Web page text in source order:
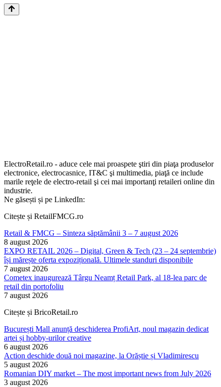
ElectroRetail.ro - aduce cele mai proaspete ştiri din piaţa produselor
electronice, electrocasnice, IT&C şi multimedia, piaţă ce include
marile reţele de electro-retail şi cei mai importanţi retaileri online din
industrie.
Ne găsești și pe LinkedIn:
Citește și RetailFMCG.ro
Retail & FMCG – Sinteza săptămânii 3 – 7 august 2026
8 august 2026
EXPO RETAIL 2026 – Digital, Green & Tech (23 – 24 septembrie)
își mărește oferta expozițională. Ultimele standuri disponibile
7 august 2026
Cometex inaugurează Târgu Neamț Retail Park, al 18-lea parc de
retail din portofoliu
7 august 2026
Citește și BricoRetail.ro
București Mall anunță deschiderea ProfiArt, noul magazin dedicat
artei și hobby-urilor creative
6 august 2026
Action deschide două noi magazine, la Orăștie și Vladimirescu
5 august 2026
Romanian DIY market – The most important news from July 2026
3 august 2026